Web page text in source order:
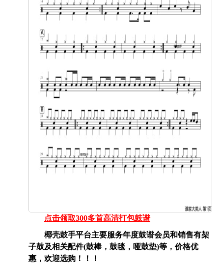
点击领取300多首高清打包鼓谱
椰壳鼓手平台主要服务年度鼓谱会员和销售有架
子鼓及相关配件(鼓棒，鼓毯，哑鼓垫)等，价格优
惠，欢迎选购！！！